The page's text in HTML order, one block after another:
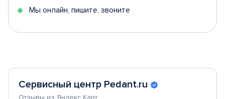
Мы онлайн, пишите, звоните
Сервисный центр Pedant.ru
Отзывы из Яндекс Карт